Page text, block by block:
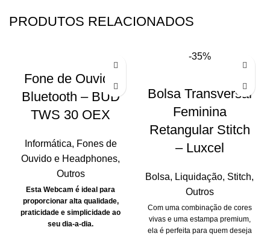
PRODUTOS RELACIONADOS
Fone de Ouvido
Bluetooth – BUD
TWS 30 OEX
Informática, Fones de
Ouvido e Headphones,
Outros
Esta Webcam é ideal para
proporcionar alta qualidade,
praticidade e simplicidade ao
seu dia-a-dia.
-35%
Bolsa Transversal
Feminina
Retangular Stitch
– Luxcel
Bolsa, Liquidação, Stitch,
Outros
Com uma combinação de cores
vivas e uma estampa premium,
ela é perfeita para quem deseja